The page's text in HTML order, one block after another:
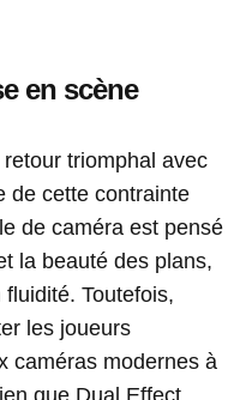
en scène
triomphal avec
de cette contrainte
de caméra est pensé
la beauté des plans,
Toutefois,
les joueurs
caméras modernes à